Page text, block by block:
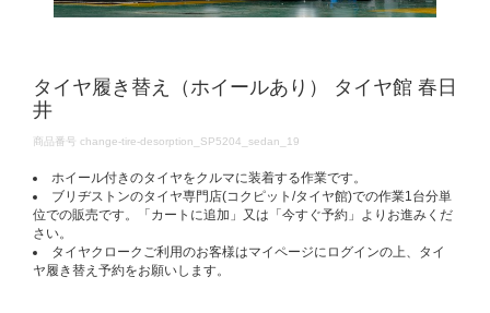
タイヤ履き替え（ホイールあり） タイヤ館 春日
井
DETAILS
商品番号 change-tire-desorption_SP5204_sedan_19
ホイール付きのタイヤをクルマに装着する作業です。
ブリヂストンのタイヤ専門店(コクピット/タイヤ館)での作業1台分単
位での販売です。「カートに追加」又は「今すぐ予約」よりお進みくだ
さい。
タイヤクロークご利用のお客様はマイページにログインの上、タイ
ヤ履き替え予約をお願いします。